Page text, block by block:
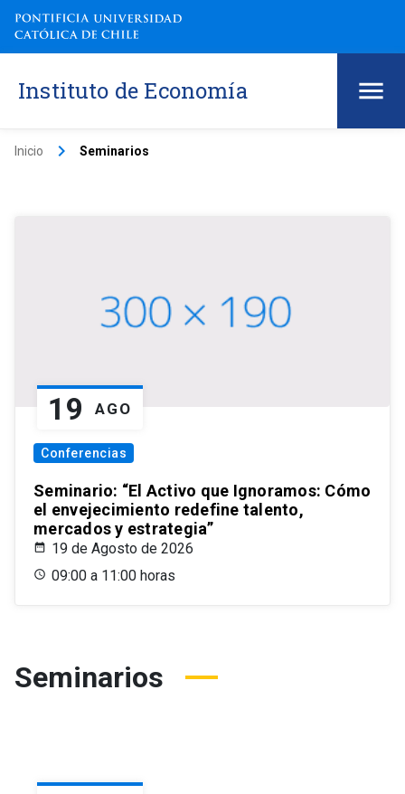
Instituto de Economía
Inicio keyboard_arrow_right Seminarios
19 AGO
Conferencias
Seminario: “El Activo que Ignoramos: Cómo
el envejecimiento redefine talento,
mercados y estrategia”
19 de Agosto de 2026
09:00 a 11:00 horas
Seminarios